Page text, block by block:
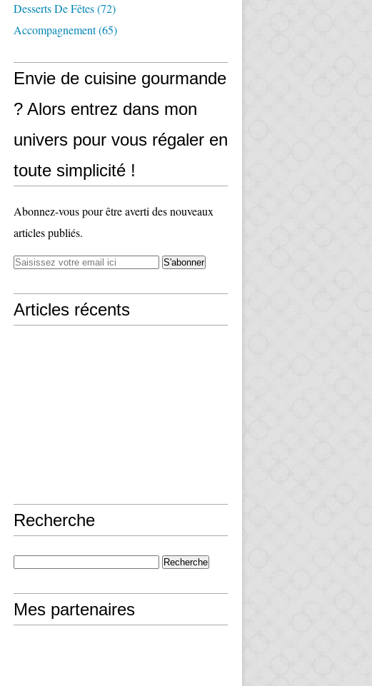
Desserts De Fêtes(72)
Accompagnement(65)
Envie de cuisine gourmande
? Alors entrez dans mon
univers pour vous régaler en
toute simplicité !
Abonnez-vous pour être averti des nouveaux
articles publiés.
Articles récents
Recherche
Mes partenaires